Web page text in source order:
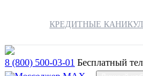
КРЕДИТНЫЕ
8 (800) 500-03-01 Бесплатный